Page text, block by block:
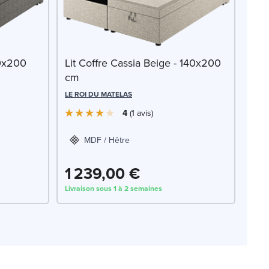
Lit Coffre Cassia Beige - 140x200
cm
LE ROI DU MATELAS
4 1 avis
MDF / Hêtre
1 239,00 €
Livraison sous 1 à 2 semaines